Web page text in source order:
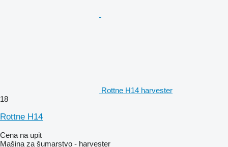
Rottne H14 harvester
18
Rottne H14
Cena na upit
Mašina za šumarstvo - harvester